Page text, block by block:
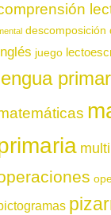
descomposición
juego